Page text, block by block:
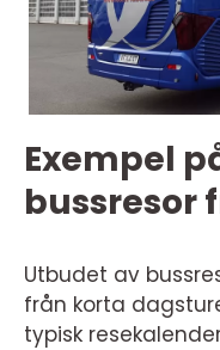
Exempel
bussresor
Utbudet av
från korta
typisk